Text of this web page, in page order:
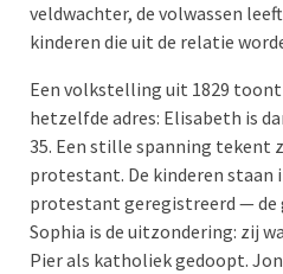
veldwachter, de volwassen
kinderen die uit de relatie
Een volkstelling uit 1829
hetzelfde adres: Elisabeth is
35. Een stille spanning tekent
protestant. De kinderen staan
protestant geregistreerd — de
Sophia is de uitzondering: zij
Pier als katholiek gedoopt.